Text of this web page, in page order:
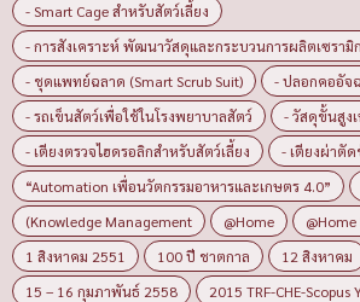
- Smart Cage สำหรับสัตว์เลี้ยง
- การสังเคราะห์ พัฒนาวัสดุและกระบวนการผลิตเซรามิ
- ชุดแพทย์ฉลาด (Smart Scrub Suit)
- ปลอกคออัจ
- รถเข็นสัตว์เพื่อใช้ในโรงพยาบาลสัตว์
- วัสดุขั้นสูง
- เตียงตรวจไฮดรอลิกสำหรับสัตว์เลี้ยง
- เตียงผ่าตัด
“Automation เพื่อนวัตกรรมอาหารและเกษตร 4.0”
(Knowledge Management
@Home
1 สิงหาคม 2551
100 ปี ชาตกาล
12 สิงหาคม
15 – 16 กุมภาพันธ์ 2558
2015 TRF-CHE-Scopus